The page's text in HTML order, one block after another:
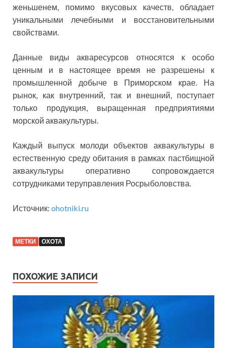
женьшенем, помимо вкусовых качеств, обладает
уникальными лечебными и восстановительными
свойствами.
Данные виды акваресурсов относятся к особо
ценным и в настоящее время не разрешены к
промышленной добыче в Приморском крае. На
рынок, как внутренний, так и внешний, поступает
только продукция, выращенная предприятиями
морской аквакультуры.
Каждый выпуск молоди объектов аквакультуры в
естественную среду обитания в рамках пастбищной
аквакультуры оперативно сопровождается
сотрудниками теруправления Росрыболовства.
Источник: ohotniki.ru
МЕТКИ ОХОТА
ПОХОЖИЕ ЗАПИСИ